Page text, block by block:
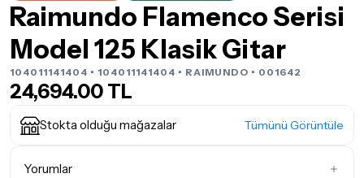
Raimundo Flamenco Serisi
Model 125 Klasik Gitar
104011141404 • 104011141404 • RAIMUNDO • 001642
24,694.00 TL
Stokta olduğu mağazalar Tümünü Görüntüle
Yorumlar